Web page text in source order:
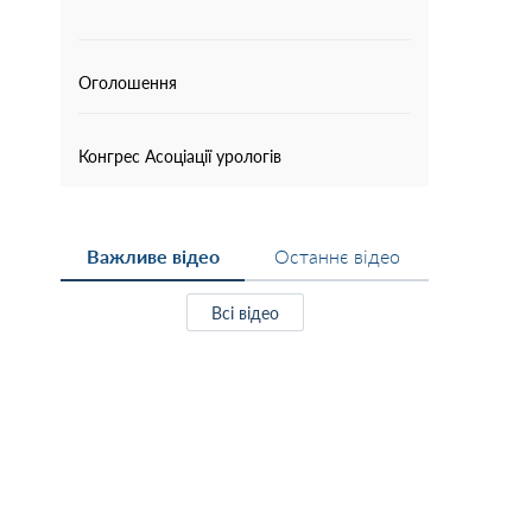
Оголошення
Конгрес Асоціації урологів
Важливе відео Останнє відео
Всі відео